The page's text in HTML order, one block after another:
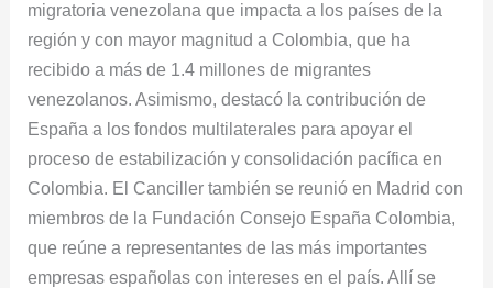
migratoria venezolana que impacta a los países de la
región y con mayor magnitud a Colombia, que ha
recibido a más de 1.4 millones de migrantes
venezolanos. Asimismo, destacó la contribución de
España a los fondos multilaterales para apoyar el
proceso de estabilización y consolidación pacífica en
Colombia. El Canciller también se reunió en Madrid con
miembros de la Fundación Consejo España Colombia,
que reúne a representantes de las más importantes
empresas españolas con intereses en el país. Allí se